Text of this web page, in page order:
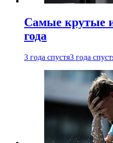
Самые крутые
года
3 года спустя3 года